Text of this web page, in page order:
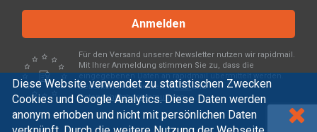
Diese Website verwendet zu statistischen Zwecken
Cookies und Google Analytics. Diese Daten werden
anonym erhoben und nicht mit persönlichen Daten
Anmelden
Für den Versand unserer Newsletter nutzen wir rapidmail.
Mit Ihrer Anmeldung stimmen Sie zu, dass die
eingegebenen Daten an rapidmail übermittelt werden.
Beachten Sie bitte derenAGBund
Datenschutzbestimmungen.